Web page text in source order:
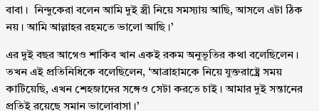
বাবা। নিন্দুকেরা বলেন আমি দুই স্ত্রী নিয়ে সমস্যায় আছি, আসলে এটা ঠিক
নয়। আমি আল্লাহর রহমতে ভালো আছি।’
এর দুই বছর আগেও শাকিব খান একই রকম অনুভূতির কথা বলেছিলেন।
তখন এই প্রতিনিধিকে বলেছিলেন, ‘আব্রাহামকে নিয়ে যুক্তরাষ্ট্রে সময়
কাটিয়েছি, এখন শেহজাদের সঙ্গেও সেটা করতে চাই। আমার দুই সন্তানের
প্রতিই রয়েছে সমান ভালোবাসা।’